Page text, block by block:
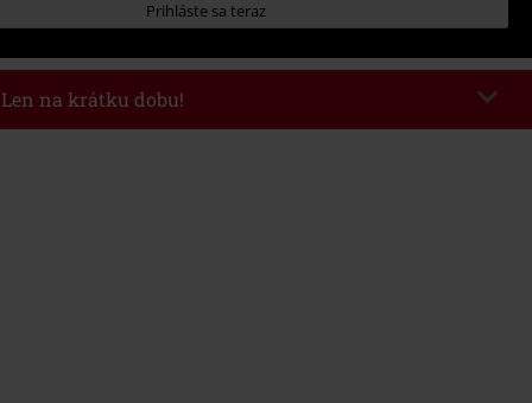
Prihláste sa teraz
Len na krátku dobu!